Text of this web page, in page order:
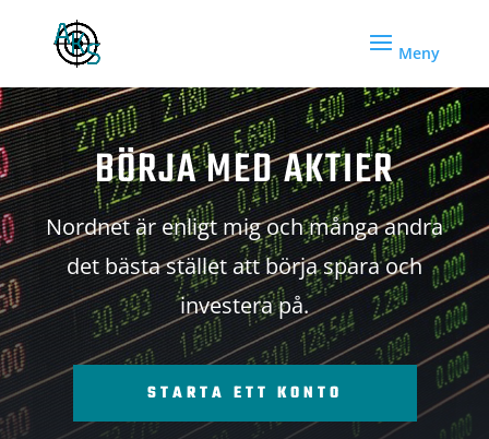
BÖRJA MED AKTIER
Nordnet är enligt mig och många andra
det bästa stället att börja spara och
investera på.
STARTA ETT KONTO